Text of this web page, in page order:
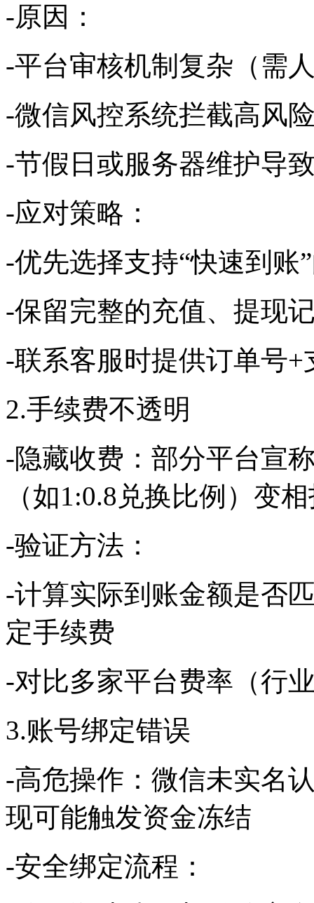
-原因：
-平台审核机制复杂（需
-微信风控系统拦截高风
-节假日或服务器维护导
-应对策略：
-优先选择支持“快速到账
-保留完整的充值、提现
-联系客服时提供订单号
2.手续费不透明
-隐藏收费：部分平台宣
（如1:0.8兑换比例）变
-验证方法：
-计算实际到账金额是否
定手续费
-对比多家平台费率（行
3.账号绑定错误
-高危操作：微信未实名
现可能触发资金冻结
-安全绑定流程：